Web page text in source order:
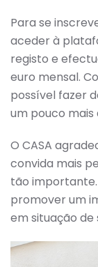
Para se
aceder à
registo e
euro mensal.
possível fazer
um pouco
O CASA
convida mais
tão
promover um
em situação